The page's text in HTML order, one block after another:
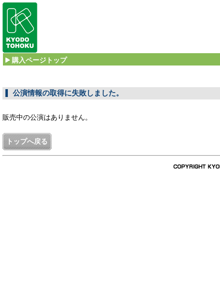
購入ページトップ
公演情報の取得に失敗しました。
販売中の公演はありません。
トップへ戻る